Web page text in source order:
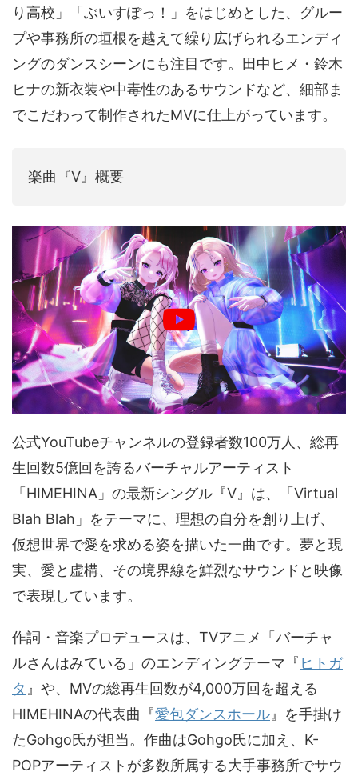
り高校」「ぶいすぽっ！」をはじめとした、グルー
プや事務所の垣根を越えて繰り広げられるエンディ
ングのダンスシーンにも注目です。田中ヒメ・鈴木
ヒナの新衣装や中毒性のあるサウンドなど、細部ま
でこだわって制作されたMVに仕上がっています。
楽曲『V』概要
公式YouTubeチャンネルの登録者数100万人、総再
生回数5億回を誇るバーチャルアーティスト
「HIMEHINA」の最新シングル『V』は、「Virtual
Blah Blah」をテーマに、理想の自分を創り上げ、
仮想世界で愛を求める姿を描いた一曲です。夢と現
実、愛と虚構、その境界線を鮮烈なサウンドと映像
で表現しています。
作詞・音楽プロデュースは、TVアニメ「バーチャ
ルさんはみている」のエンディングテーマ『 ヒトガ
タ 』や、MVの総再生回数が4,000万回を超える
HIMEHINAの代表曲『愛包ダンスホール』を手掛け
たGohgo氏が担当。作曲はGohgo氏に加え、K-
POPアーティストが多数所属する大手事務所でサウ